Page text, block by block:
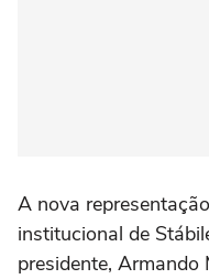
A nova
institucional de
presidente,